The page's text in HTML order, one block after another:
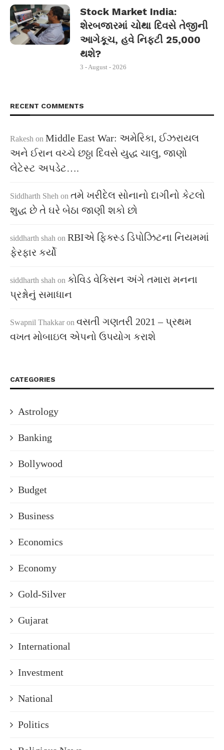
Stock Market India:
શેરબજારમાં ચોથા દિવસે તેજીની
આગેકૂચ, હવે નિફ્ટી 25,000
થશે?
3 - August - 2026
RECENT COMMENTS
Rakesh on Middle East War: અમેરિકા, ઈઝરાયલ
અને ઈરાન વચ્ચે છઠ્ઠા દિવસે યુદ્ધ ચાલુ, જાણો
લેટેસ્ટ અપડેટ….
Siddharth Sheh on તમે ખરીદેલ સોનાનો દાગીનો કેટલો
શુદ્ધ છે તે ઘરે બેઠા જાણી શકો છો
siddharth shah on RBIએ ફિક્સ્ડ ડિપોઝિટના નિયમમાં
ફેરફાર કર્યો
siddharth shah on કોવિડ વેક્સિન અંગે તમારા મનના
પ્રશ્નોનું સમાધાન
Swapnil Thakkar on વસતી ગણતરી 2021 – પ્રથમ
વખત મોબાઇલ એપનો ઉપયોગ કરાશે
CATEGORIES
Astrology
Banking
Bollywood
Budget
Business
Economics
Economy
Gold-Silver
Gujarat
International
Investment
National
Politics